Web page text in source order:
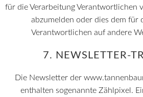
für die Verarbeitung Verantwortlichen
abzumelden oder dies dem für
Verantwortlichen auf andere
7. NEWSLETTER-
Die Newsletter der
enthalten sogenannte Zählpixel.